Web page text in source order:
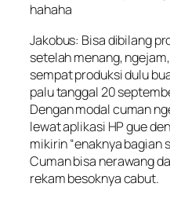
hahaha
Jakobus: Bisa dibilang
setelah menang,
sempat produksi dulu
palu tanggal 20
Dengan modal cuman
lewat aplikasi HP gue
mikirin “enaknya bagian
Cuman bisa nerawang
rekam besoknya cabut.